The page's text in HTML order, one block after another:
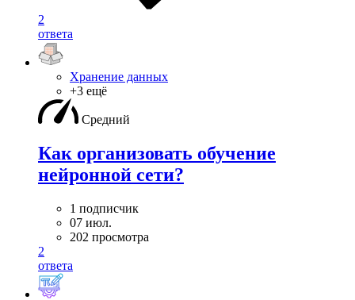
2
ответа
Хранение данных
+3 ещё
Средний
Как организовать обучение
нейронной сети?
1 подписчик
07 июл.
202 просмотра
2
ответа